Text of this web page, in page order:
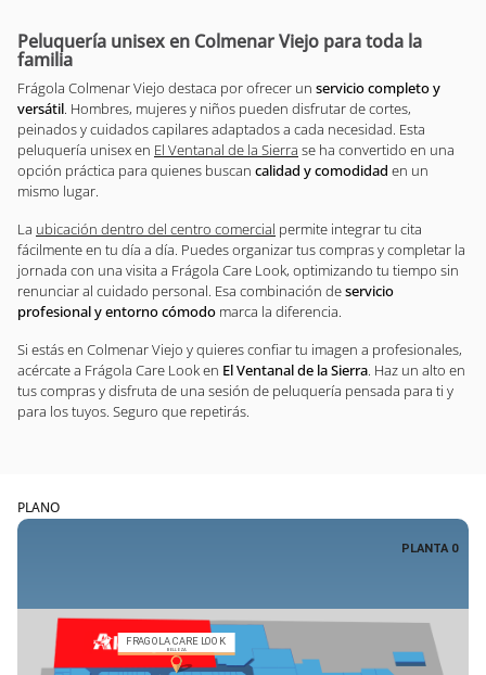
Peluquería unisex en Colmenar Viejo para toda la
familia
Frágola Colmenar Viejo destaca por ofrecer un servicio completo y
versátil . Hombres, mujeres y niños pueden disfrutar de cortes,
peinados y cuidados capilares adaptados a cada necesidad. Esta
peluquería unisex en El Ventanal de la Sierra se ha convertido en una
opción práctica para quienes buscan calidad y comodidad en un
mismo lugar.
La ubicación dentro del centro comercial permite integrar tu cita
fácilmente en tu día a día. Puedes organizar tus compras y completar la
jornada con una visita a Frágola Care Look, optimizando tu tiempo sin
renunciar al cuidado personal. Esa combinación deservicio
profesional y entorno cómodo marca la diferencia.
Si estás en Colmenar Viejo y quieres confiar tu imagen a profesionales,
acércate a Frágola Care Look en El Ventanal de la Sierra . Haz un alto en
tus compras y disfruta de una sesión de peluquería pensada para ti y
para los tuyos. Seguro que repetirás.
PLANO